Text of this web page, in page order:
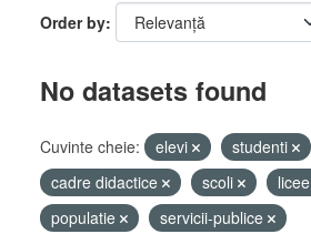
Order by
No datasets found
Cuvinte cheie: elevi studenti
cadre didactice
scoli licee
populatie
servicii-publice